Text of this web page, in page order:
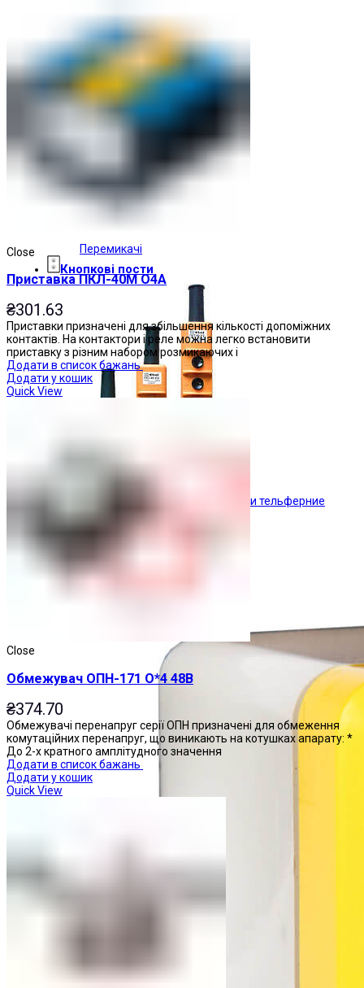
Перемикачі
Кнопкові пости
Пости тельферние
Close
Приставка ПКЛ-40М О4А
₴301.63
Приставки призначені для збільшення кількості допоміжних
контактів. На контактори і реле можна легко встановити
приставку з різним набором розмикаючих і
Додати в список бажань
Додати у кошик
Quick View
Close
Обмежувач ОПН-171 О*4 48В
₴374.70
Обмежувачі перенапруг серії ОПН призначені для обмеження
комутаційних перенапруг, що виникають на котушках апарату: *
До 2-х кратного амплітудного значення
Додати в список бажань
Додати у кошик
Quick View